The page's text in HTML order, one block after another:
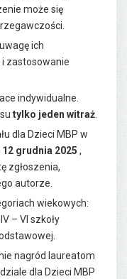
może się
ich
i zastosowanie
indywidualne.
tylko jeden witraż
dla Dzieci MBP w
12 grudnia 2025 ,
zgłoszenia,
autorze.
wiekowych:
– VI szkoły
nagród laureatom
dla Dzieci MBP